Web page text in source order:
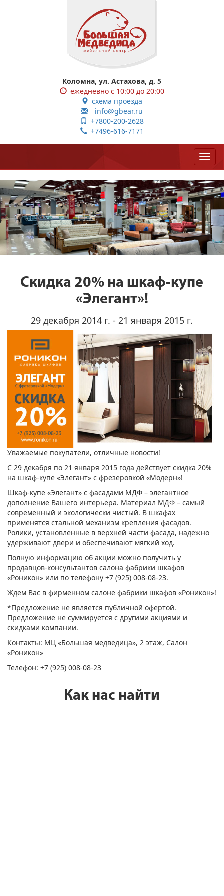
Коломна, ул. Астахова, д. 5
ежедневно с 10:00 до 20:00
схема проезда
info@gbear.ru
+7800-200-2628
+7496-616-7171
Скидка 20% на шкаф-купе
«Элегант»!
29 декабря 2014 г. - 21 января 2015 г.
Уважаемые покупатели, отличные новости!
С 29 декабря по 21 января 2015 года действует скидка 20%
на шкаф-купе «Элегант» с фрезеровкой «Модерн»!
Шкаф-купе «Элегант» с фасадами МДФ – элегантное
дополнение Вашего интерьера. Материал МДФ – самый
современный и экологически чистый. В шкафах
применятся стальной механизм крепления фасадов.
Ролики, установленные в верхней части фасада, надежно
удерживают двери и обеспечивают мягкий ход.
Полную информацию об акции можно получить у
продавцов-консультантов салона фабрики шкафов
«Роникон» или по телефону +7 (925) 008-08-23.
Ждем Вас в фирменном салоне фабрики шкафов «Роникон»!
*Предложение не является публичной офертой.
Предложение не суммируется с другими акциями и
скидками компании.
Контакты: МЦ «Большая медведица», 2 этаж, Салон
«Роникон»
Телефон: +7 (925) 008-08-23
Как нас найти